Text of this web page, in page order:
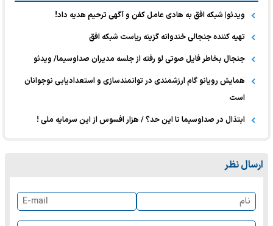
ویدئو| شبکه افق به هادی عامل کفن و آگهی ترحیم هدیه داد!
تهیه کننده جنجالی خندوانه گزینه ریاست شبکه افق
جنجال بخاطر فایل صوتی لو رفته از جلسه مدیران صداوسیما/ ویدئو
همایش رویانو گام ارزشمندی در توانمندسازی و استعدادیابی نوجوانان
است
ابتذال در صداوسیما تا این حد؟ / هزار افسوس از این سرمایه ملی !
ارسال نظر